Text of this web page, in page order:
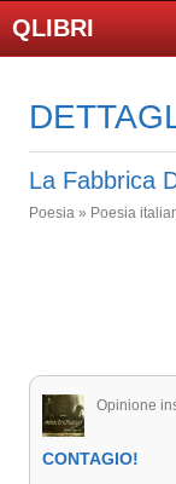
QLIBRI
La Fabbrica
Poesia » Poesia
Opinione
CONTAGIO!